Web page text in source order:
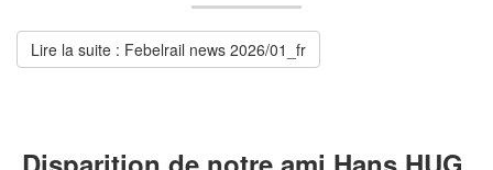
Lire la suite : Febelrail news 2026/01_fr